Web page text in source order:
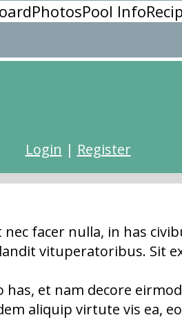
PhotosPool Info
Login | Register
facer nulla, in has
vituperatoribus. Sit
et nam decore
aliquip virtute vis ea,